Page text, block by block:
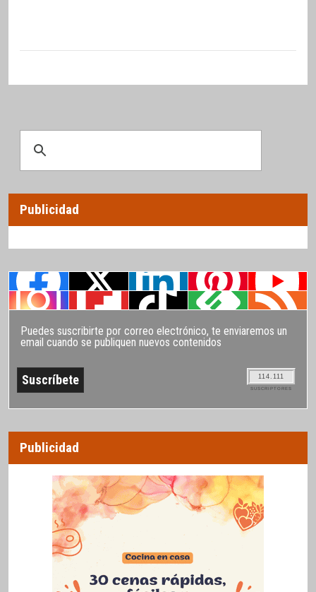
Publicidad
Puedes suscribirte por correo electrónico, te enviaremos un
email cuando se publiquen nuevos contenidos
114.111
SUSCRIPTORES
Publicidad